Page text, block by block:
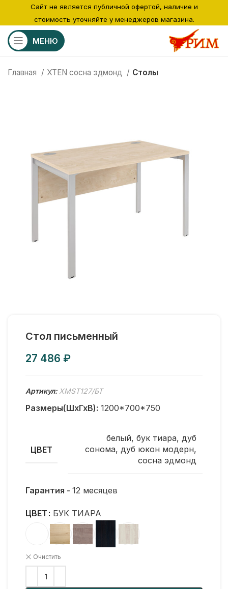
МЕНЮ
Главная XTEN сосна эдмонд Столы
Стол письменный
₽
Артикул: XMST127/БТ
Размеры(ШхГхВ): 1200*700*750
ЦВЕТ
белый, бук тиара, дуб
сонома, дуб юкон модерн,
сосна эдмонд
Гарантия - 12 месяцев
ЦВЕТ БУК ТИАРА
Очистить
Сайт не является публичной офертой, наличие и
стоимость уточняйте у менеджеров магазина.